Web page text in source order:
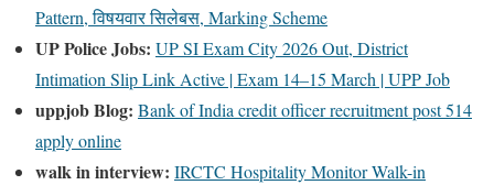
Pattern, विषयवार सिलेबस, Marking Scheme
UP Police Jobs: UP SI Exam City 2026 Out, District
Intimation Slip Link Active | Exam 14–15 March | UPP Job
uppjob Blog: Bank of India credit officer recruitment post 514
apply online
walk in interview: IRCTC Hospitality Monitor Walk-in